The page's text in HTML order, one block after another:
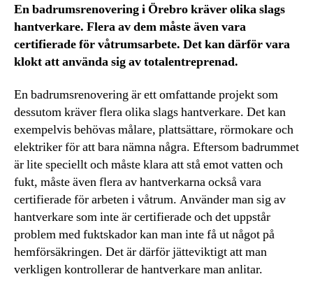
En badrumsrenovering i Örebro kräver olika slags
hantverkare. Flera av dem måste även vara
certifierade för våtrumsarbete. Det kan därför vara
klokt att använda sig av totalentreprenad.
En badrumsrenovering är ett omfattande projekt som
dessutom kräver flera olika slags hantverkare. Det kan
exempelvis behövas målare, plattsättare, rörmokare och
elektriker för att bara nämna några. Eftersom badrummet
är lite speciellt och måste klara att stå emot vatten och
fukt, måste även flera av hantverkarna också vara
certifierade för arbeten i våtrum. Använder man sig av
hantverkare som inte är certifierade och det uppstår
problem med fuktskador kan man inte få ut något på
hemförsäkringen. Det är därför jätteviktigt att man
verkligen kontrollerar de hantverkare man anlitar.